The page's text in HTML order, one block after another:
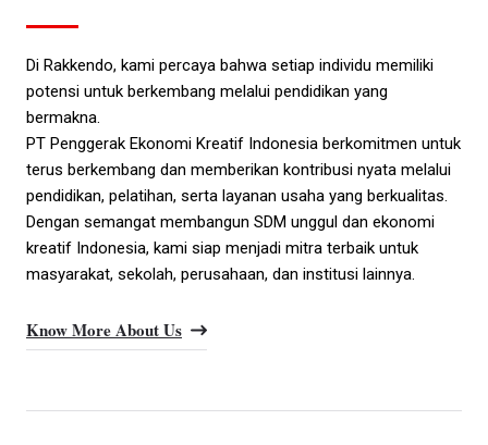
Di Rakkendo, kami percaya bahwa setiap individu memiliki
potensi untuk berkembang melalui pendidikan yang
bermakna.
PT Penggerak Ekonomi Kreatif Indonesia berkomitmen untuk
terus berkembang dan memberikan kontribusi nyata melalui
pendidikan, pelatihan, serta layanan usaha yang berkualitas.
Dengan semangat membangun SDM unggul dan ekonomi
kreatif Indonesia, kami siap menjadi mitra terbaik untuk
masyarakat, sekolah, perusahaan, dan institusi lainnya.
Know More About Us